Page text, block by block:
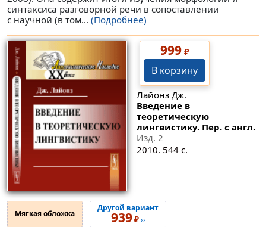
синтаксиса разговорной речи в сопоставлении
с научной (в том... (Подробнее)
999₽
В корзину
Лайонз Дж.
Введение в
теоретическую
лингвистику. Пер. с англ.
Изд. 2
2010. 544 с.
Мягкая обложка
Другой вариант
939₽››